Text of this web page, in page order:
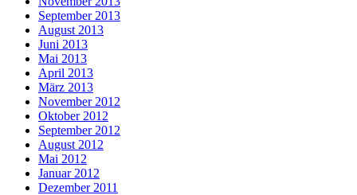
September 2013
August 2013
Juni 2013
Mai 2013
April 2013
März 2013
November 2012
Oktober 2012
September 2012
August 2012
Mai 2012
Januar 2012
Dezember 2011